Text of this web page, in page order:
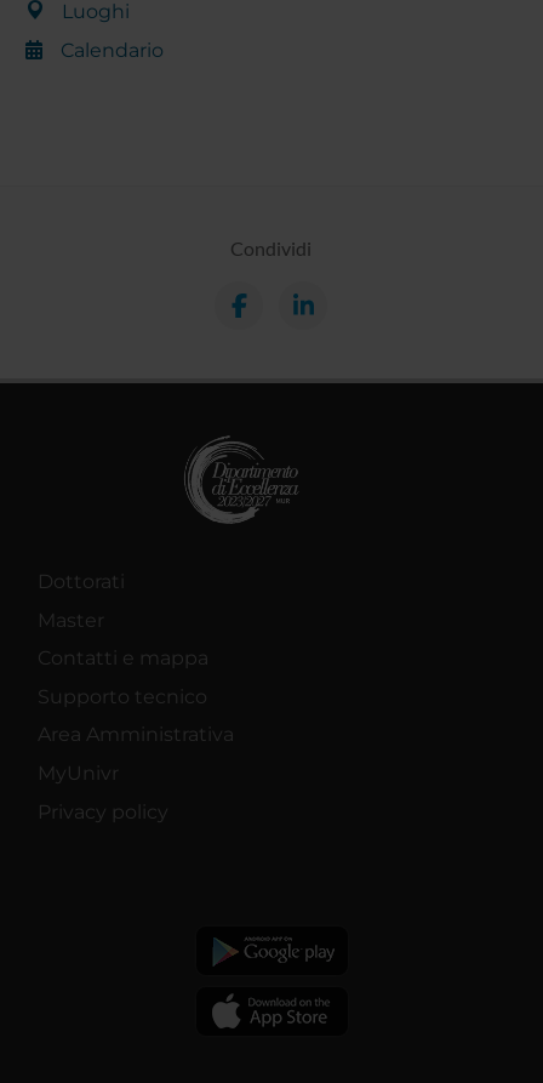
Luoghi
Calendario
Condividi
Dottorati
Master
Contatti e mappa
Supporto tecnico
Area Amministrativa
MyUnivr
Privacy policy